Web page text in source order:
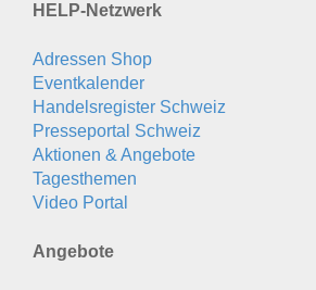
HELP-Netzwerk
Adressen Shop
Eventkalender
Handelsregister Schweiz
Presseportal Schweiz
Aktionen & Angebote
Tagesthemen
Video Portal
Angebote